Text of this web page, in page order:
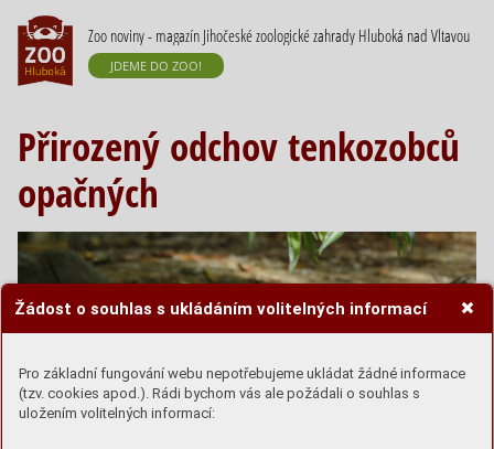
Žádost o souhlas s ukládáním volitelných informací
Pro základní fungování webu nepotřebujeme ukládat žádné informace
(tzv. cookies apod.). Rádi bychom vás ale požádali o souhlas s
uložením volitelných informací:
Zoo noviny - magazín Jihočeské zoologické zahrady Hluboká nad Vltavou
JDEME DO ZOO!
Přirozený odchov tenkozobců
opačných